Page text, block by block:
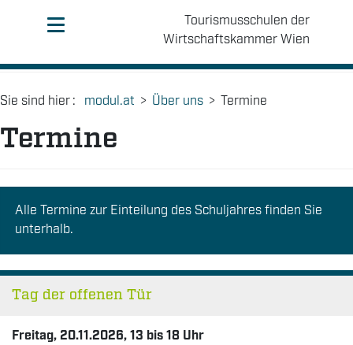
Tourismusschulen der
Wirtschaftskammer Wien
Sie sind hier: modul.at > Über uns > Termine
Termine
Alle Termine zur Einteilung des Schuljahres finden Sie
unterhalb.
Tag der offenen Tür
Freitag, 20.11.2026, 13 bis 18 Uhr